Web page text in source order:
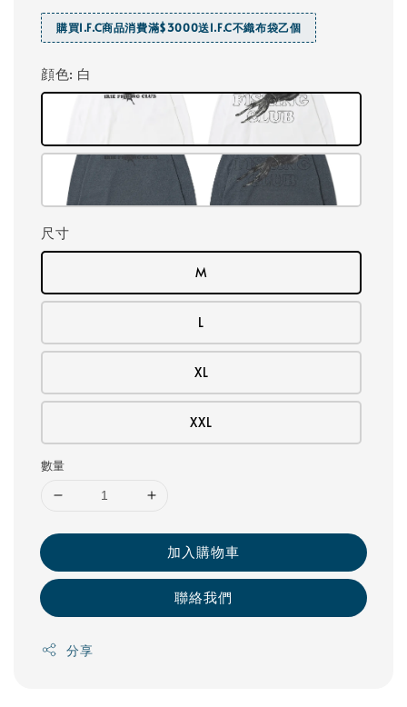
購買I.F.C商品消費滿$3000送I.F.C不織布袋乙個
顔色: 白
尺寸
M
L
XL
XXL
數量
加入購物車
聯絡我們
分享